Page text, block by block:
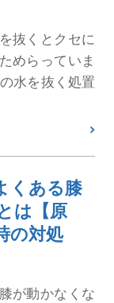
抜くとクセに
めらっていま
水を抜く処置
くある膝
は【原
の対処
が動かなくな